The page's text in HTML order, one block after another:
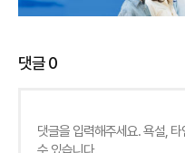
댓글0